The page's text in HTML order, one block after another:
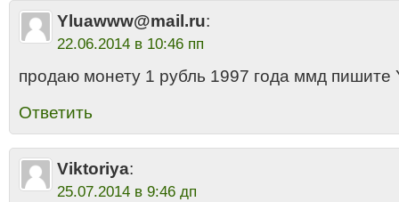
Yluawww@mail.ru:
22.06.2014 в 10:46 пп
продаю монету 1 рубль 1997 года ммд пишите
Ответить
Viktoriya:
25.07.2014 в 9:46 дп